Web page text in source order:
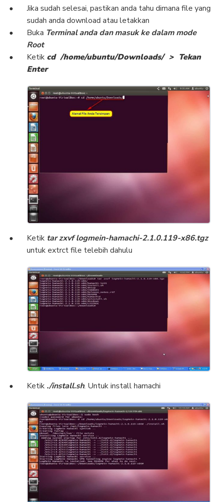
Jika sudah selesai, pastikan anda tahu dimana file yang
sudah anda download atau letakkan
Buka Terminal anda dan masuk ke dalam mode
Root
Ketik cd /home/ubuntu/Downloads/ > Tekan
Enter
Ketik tar zxvf logmein-hamachi-2.1.0.119-x86.tgz
untuk extrct file telebih dahulu
Ketik ./install.sh. Untuk install hamachi